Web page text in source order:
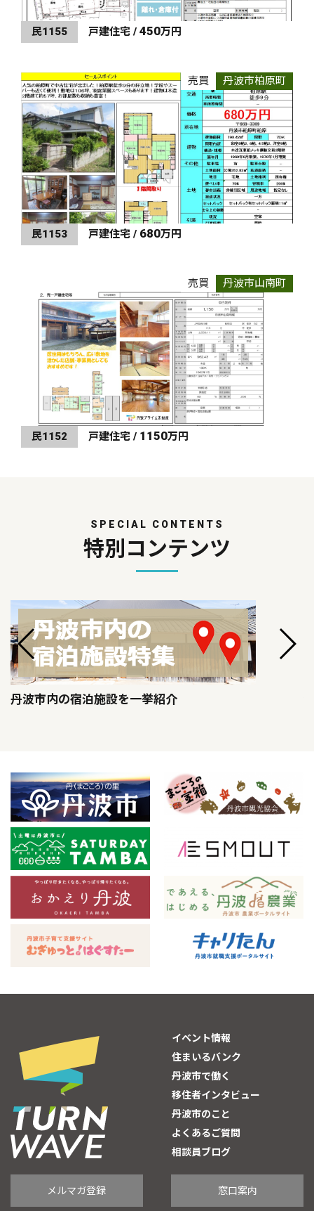
民1155 戸建住宅 / 450万円
売買 丹波市柏原町
民1153 戸建住宅 / 680万円
売買 丹波市山南町
民1152 戸建住宅 / 1150万円
SPECIAL CONTENTS
特別コンテンツ
丹波市内の宿泊施設を一挙紹介
イベント情報
住まいるバンク
丹波市で働く
移住者インタビュー
丹波市のこと
よくあるご質問
相談員ブログ
メルマガ登録 窓口案内